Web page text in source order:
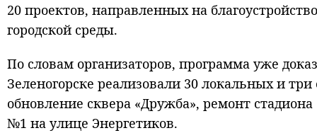
20 проектов, направленных на
городской среды.
По словам организаторов, программа уже
Зеленогорске реализовали 30 локальных и
обновление сквера «Дружба», ремонт
№1 на улице Энергетиков.